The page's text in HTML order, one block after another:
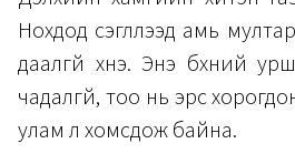
Нохдод сэглүүлээд амь
даалгүй үхнэ. Энэ бүхний
чадалгүй, тоо нь эрс
улам л хомсдож байна.